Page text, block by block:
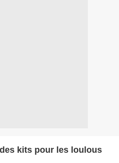
kits pour les loulous